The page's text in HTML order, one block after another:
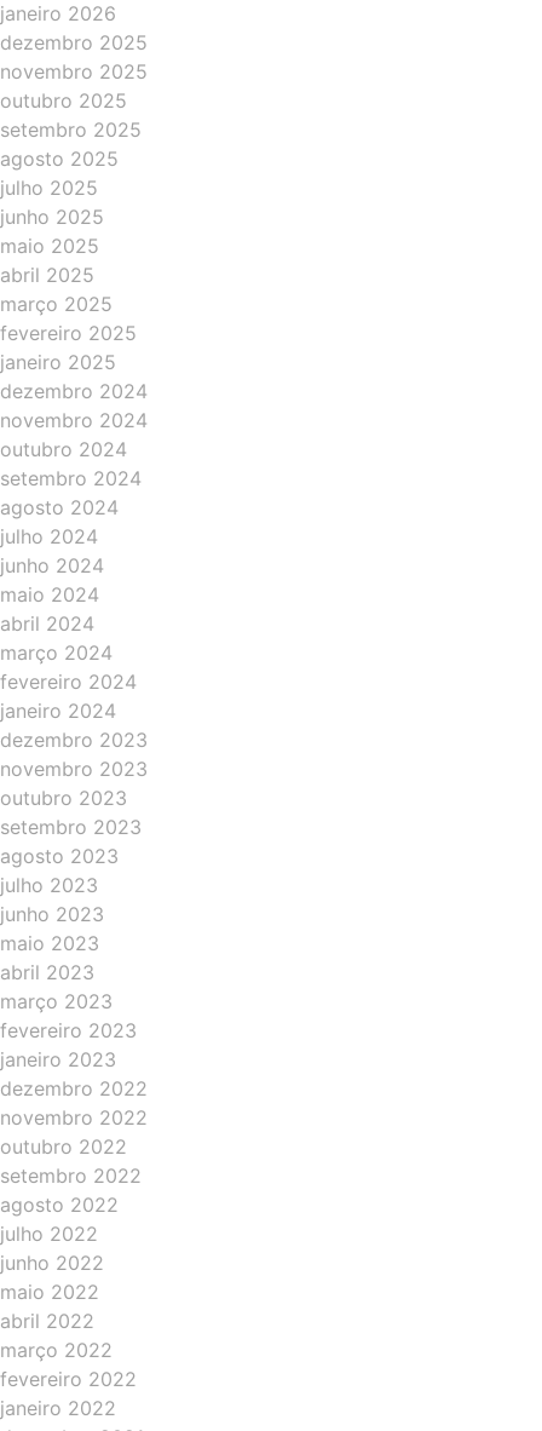
janeiro 2026
dezembro 2025
novembro 2025
outubro 2025
setembro 2025
agosto 2025
julho 2025
junho 2025
maio 2025
abril 2025
março 2025
fevereiro 2025
janeiro 2025
dezembro 2024
novembro 2024
outubro 2024
setembro 2024
agosto 2024
julho 2024
junho 2024
maio 2024
abril 2024
março 2024
fevereiro 2024
janeiro 2024
dezembro 2023
novembro 2023
outubro 2023
setembro 2023
agosto 2023
julho 2023
junho 2023
maio 2023
abril 2023
março 2023
fevereiro 2023
janeiro 2023
dezembro 2022
novembro 2022
outubro 2022
setembro 2022
agosto 2022
julho 2022
junho 2022
maio 2022
abril 2022
março 2022
fevereiro 2022
janeiro 2022